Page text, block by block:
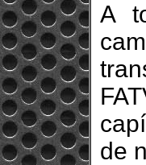
A
de